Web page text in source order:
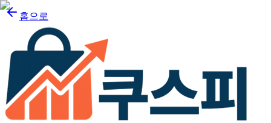
홈으로